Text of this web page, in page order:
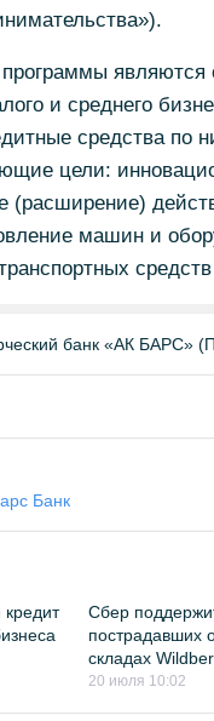
и среднего
средства по
цели:
(расширение)
машин и
банк «АК БАРС»
Банк
Сбер
пострадавших
складах
20 июля 10:02